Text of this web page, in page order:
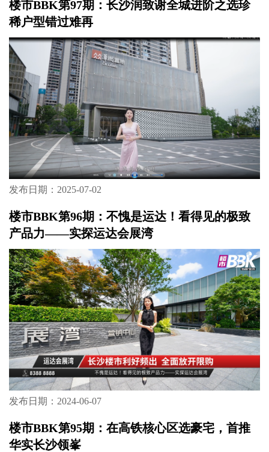
楼市BBK第97期：长沙润致谢全城进阶之选珍
稀户型错过难再
发布日期：2025-07-02
楼市BBK第96期：不愧是运达！看得见的极致
产品力——实探运达会展湾
发布日期：2024-06-07
楼市BBK第95期：在高铁核心区选豪宅，首推
华实长沙领峯